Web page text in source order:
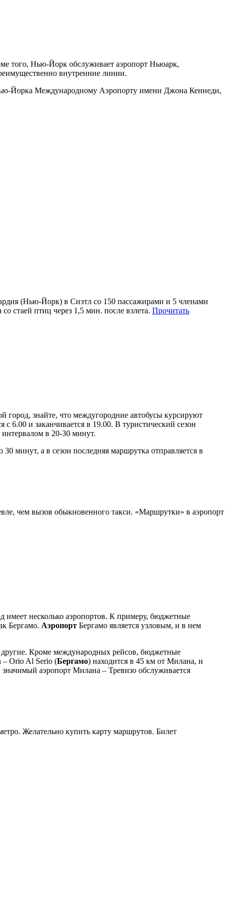
того, Нью-Йорк обслуживает аэропорт Ньюарк,
внутренние линии.
Йорка Международному Аэропорту имени Джона Кеннеди,
(Нью-Йорк) в Сиэтл со 150 пассажирами и 5 членами
стаей птиц через 1,5 мин. после взлета. Прочитать
город, знайте, что междугородние автобусы курсируют
6.00 и заканчивается в 19.00. В туристический сезон
в 20-30 минут.
минут, а в сезон последняя маршрутка отправляется в
чем вызов обыкновенного такси. «Маршрутки» в аэропорт
имеет несколько аэропортов. К примеру, бюджетные
Бергамо. Аэропорт Бергамо является узловым, и в нем
другие. Кроме международных рейсов, бюджетные
– Orio Al Serio (Бергамо) находится в 45 км от Милана, и
аэропорт Милана – Тревизо обслуживается
Желательно купить карту маршрутов. Билет